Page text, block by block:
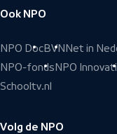
Ook NPO
NPO DocBVN Net in
NPO-fonds NPO
Schooltv.nl
Volg de NPO